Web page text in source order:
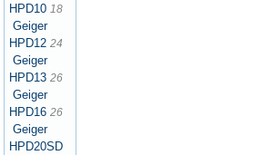
HPD10 18
Geiger
HPD12 24
Geiger
HPD13 26
Geiger
HPD16 26
Geiger
HPD20SD